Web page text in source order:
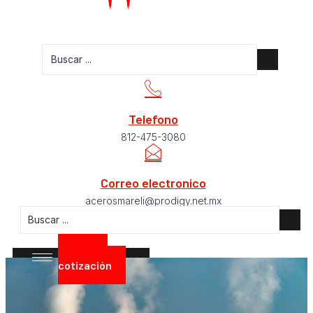
Telefono
812-475-3080
Correo electronico
acerosmareli@prodigy.net.mx
cotización